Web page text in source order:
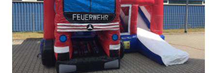
Christkindwiegen 2016
Jahreskonzert 2017
Oktoberfestkonzert 2018
Jahreskonzert 2019